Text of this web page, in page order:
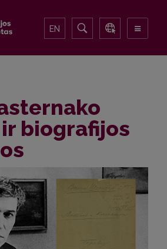
EN
biografijos